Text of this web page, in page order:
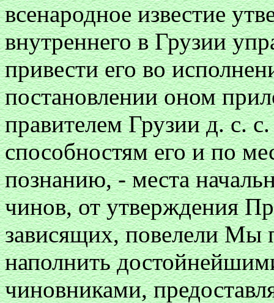
всенародное известие
внутреннего в Грузии
привести его во
постановлении оном
правителем Грузии д. с.
способностям его и по
познанию, - места
чинов, от утверждения
зависящих, повелели Мы
наполнить
чиновниками,